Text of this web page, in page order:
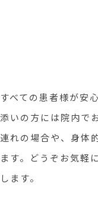
べての患者様が安
いの方には院内で
れの場合や、身体
す。どうぞお気軽
ます。